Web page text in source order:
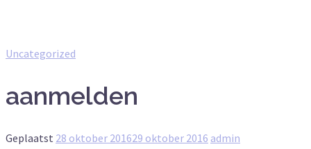
Uncategorized
aanmelden
Geplaatst 28 oktober 201629 oktober 2016 admin